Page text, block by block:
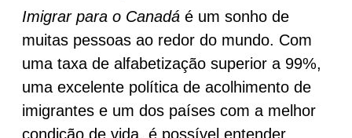
Imigrar para o Canadá é um sonho de
muitas pessoas ao redor do mundo. Com
uma taxa de alfabetização superior a 99%,
uma excelente política de acolhimento de
imigrantes e um dos países com a melhor
condição de vida, é possível entender